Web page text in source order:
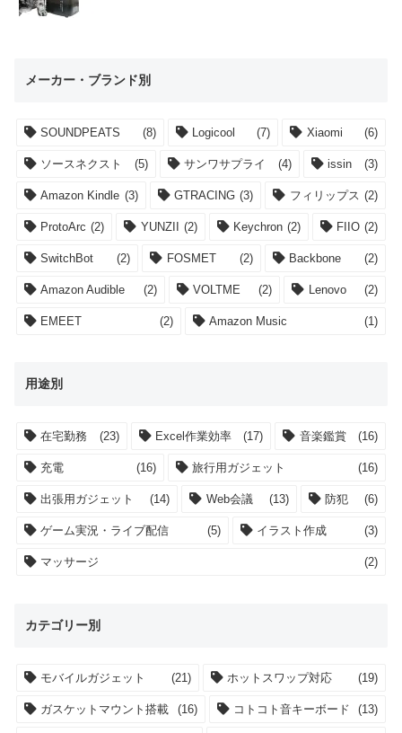
メーカー・ブランド別
SOUNDPEATS (8) Logicool (7) Xiaomi (6)
ソースネクスト (5) サンワサプライ (4) issin (3)
Amazon Kindle (3) GTRACING (3) フィリップス (2)
ProtoArc (2) YUNZII (2) Keychron (2) FIIO (2)
SwitchBot (2) FOSMET (2) Backbone (2)
Amazon Audible (2) VOLTME (2) Lenovo (2)
EMEET (2) Amazon Music (1)
用途別
在宅勤務 (23) Excel作業効率 (17) 音楽鑑賞 (16)
充電 (16) 旅行用ガジェット (16)
出張用ガジェット (14) Web会議 (13) 防犯 (6)
ゲーム実況・ライブ配信 (5) イラスト作成 (3)
マッサージ (2)
カテゴリー別
モバイルガジェット (21) ホットスワップ対応 (19)
ガスケットマウント搭載 (16) コトコト音キーボード (13)